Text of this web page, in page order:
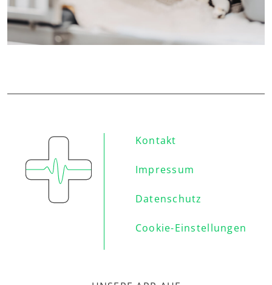
Kontakt
Impressum
Datenschutz
Cookie-Einstellungen